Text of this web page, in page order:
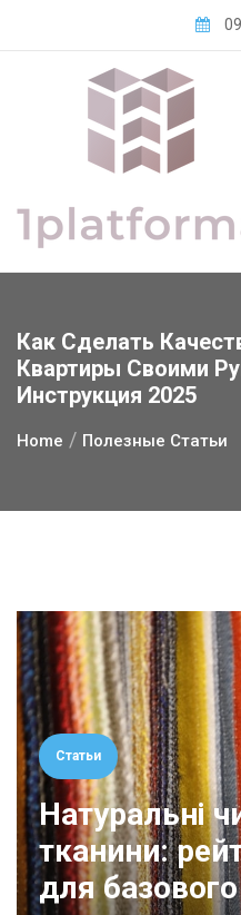
Как Сделать
Квартиры Своими
Инструкция 2025
Home Полезные Статьи
Статьи
Натуральні
тканини:
для